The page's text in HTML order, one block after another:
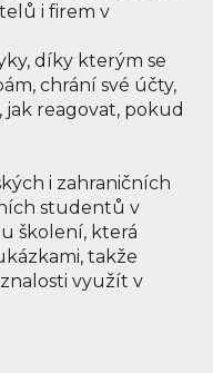
i firem v
díky kterým se
chrání své účty,
jak reagovat, pokud
i zahraničních
studentů v
školení, která
takže
využít v